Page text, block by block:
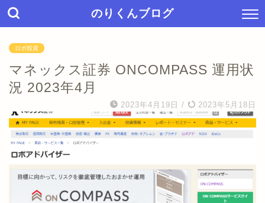
のりくんブログ
ロボ投資
マネックス証券 ONCOMPASS 運用状
況 2023年4月
2023年4月19日 / 2023年5月18日